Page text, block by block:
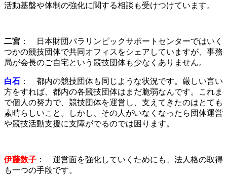
活動基盤や体制の強化に関する相談も受けつけています。
二宮 ： 日本財団パラリンピックサポートセンターではいく
つかの競技団体で共同オフィスをシェアしていますが、事務
局が会長のご自宅という競技団体も少なくありません。
白石 ： 都内の競技団体も同じような状況です。厳しい言い
方をすれば、都内の各競技団体はまだ脆弱なんです。これま
で個人の努力で、競技団体を運営し、支えてきたのはとても
素晴らしいこと。しかし、その人がいなくなったら団体運営
や競技活動支援に支障がでるのでは困ります。
伊藤数子 ： 運営面を強化していくためにも、法人格の取得
も一つの手段です。